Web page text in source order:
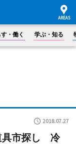
・働く 学ぶ・知る
2018.07.27
具市探し 冷